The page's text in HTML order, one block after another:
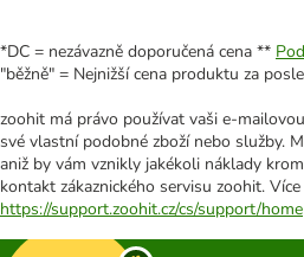
*DC = nezávazně doporučená cena **
"běžně" = Nejnižší cena produktu za
zoohit má právo používat vaši e-
své vlastní podobné zboží nebo služby.
aniž by vám vznikly jakékoli náklady
kontakt zákaznického servisu zoohit.
https://support.zoohit.cz/cs/support/home